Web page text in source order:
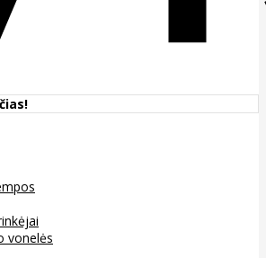
vonelės